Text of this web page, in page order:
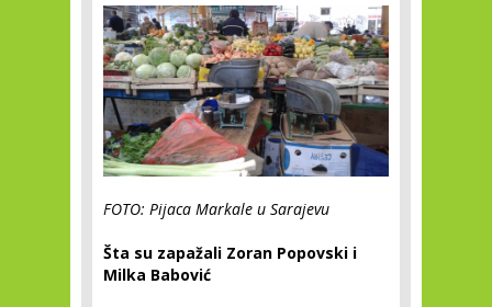
FOTO: Pijaca Markale u Sarajevu
Šta su zapažali Zoran Popovski i
Milka Babović